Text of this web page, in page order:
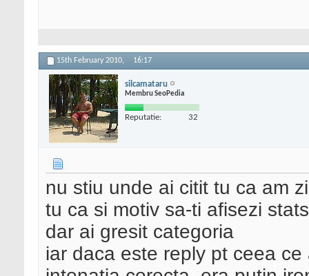
15th February 2010, 16:17
silcamataru
Membru SeoPedia
Reputatie: 32
nu stiu unde ai citit tu ca am
tu ca si motiv sa-ti afisezi
dar ai gresit categoria
iar daca este reply pt ceea